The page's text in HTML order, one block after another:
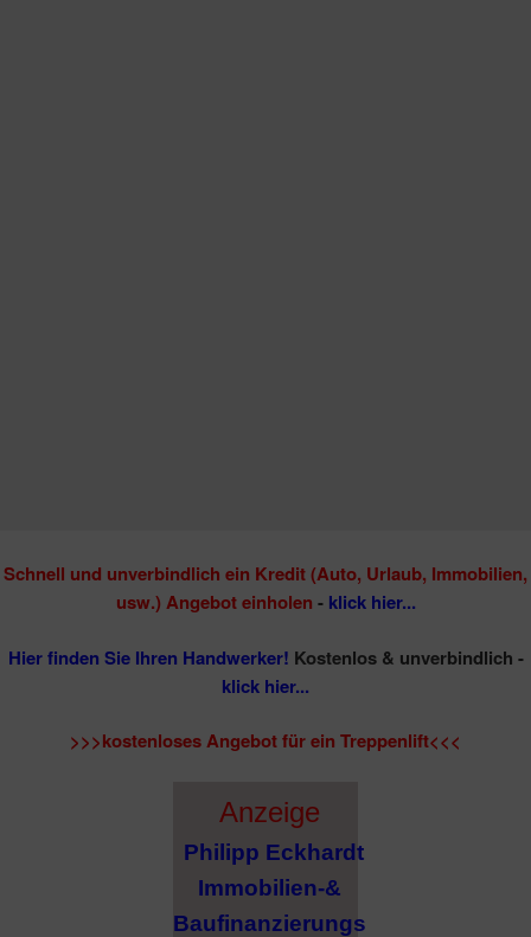
Schnell und unverbindlich ein Kredit (Auto, Urlaub, Immobilien,
usw.) Angebot einholen -klick hier...
Hier finden Sie Ihren Handwerker! Kostenlos & unverbindlich -
klick hier...
>>>kostenloses Angebot für ein Treppenlift<<<
Anzeige
Philipp Eckhardt
Immobilien-&
Baufinanzierungs